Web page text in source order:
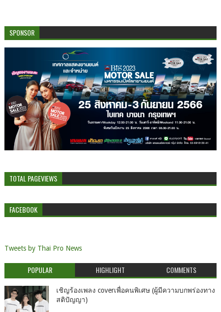
SPONSOR
TOTAL PAGEVIEWS
FACEBOOK
Tweets by Thai Pro News
POPULAR HIGHLIGHT COMMENTS
เชิญร้องเพลง coverเพื่อคนพิเศษ (ผู้มีความบกพร่องทาง
สติปัญญา)